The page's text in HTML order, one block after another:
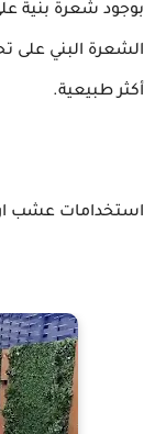
بوجود شعرة بنية
الشعرة البني
أكثر طبيعية.
استخدامات عشب